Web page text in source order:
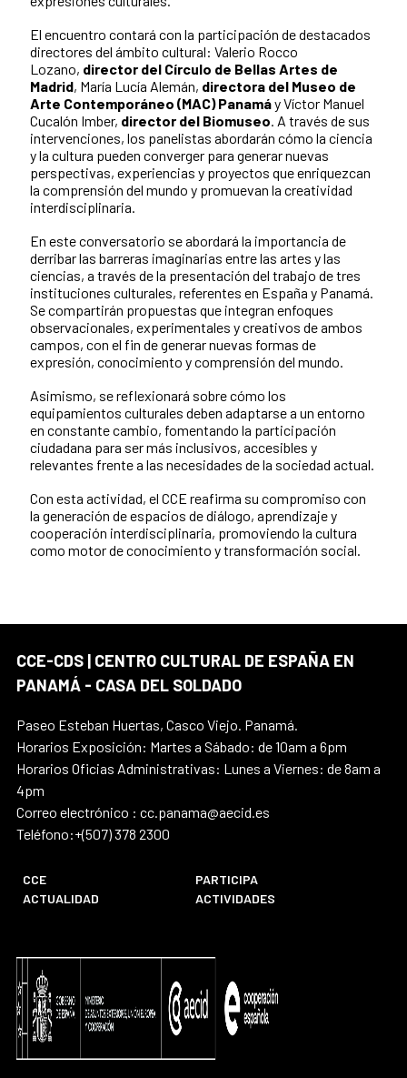
El encuentro contará con la participación de destacados
directores del ámbito cultural: Valerio Rocco
Lozano, director del Círculo de Bellas Artes de
Madrid, María Lucía Alemán, directora del Museo de
Arte Contemporáneo (MAC) Panamáy Víctor Manuel
Cucalón Imber, director del Biomuseo. A través de sus
intervenciones, los panelistas abordarán cómo la ciencia
y la cultura pueden converger para generar nuevas
perspectivas, experiencias y proyectos que enriquezcan
la comprensión del mundo y promuevan la creatividad
interdisciplinaria.
En este conversatorio se abordará la importancia de
derribar las barreras imaginarias entre las artes y las
ciencias, a través de la presentación del trabajo de tres
instituciones culturales, referentes en España y Panamá.
Se compartirán propuestas que integran enfoques
observacionales, experimentales y creativos de ambos
campos, con el fin de generar nuevas formas de
expresión, conocimiento y comprensión del mundo.
Asimismo, se reflexionará sobre cómo los
equipamientos culturales deben adaptarse a un entorno
en constante cambio, fomentando la participación
ciudadana para ser más inclusivos, accesibles y
relevantes frente a las necesidades de la sociedad actual.
Con esta actividad, el CCE reafirma su compromiso con
la generación de espacios de diálogo, aprendizaje y
cooperación interdisciplinaria, promoviendo la cultura
como motor de conocimiento y transformación social.
CCE-CDS | CENTRO CULTURAL DE ESPAÑA EN
PANAMÁ - CASA DEL SOLDADO
Paseo Esteban Huertas, Casco Viejo. Panamá.
Horarios Exposición: Martes a Sábado: de 10am a 6pm
Horarios Oficias Administrativas: Lunes a Viernes: de 8am a
4pm
Correo electrónico : cc.panama@aecid.es
Teléfono:+(507) 378 2300
CCE
PARTICIPA
ACTUALIDAD
ACTIVIDADES